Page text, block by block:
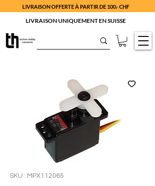
LIVRAISON OFFERTE À PARTIR DE 100.- CHF
LIVRAISON UNIQUEMENT EN SUISSE
SKU : MPX112065